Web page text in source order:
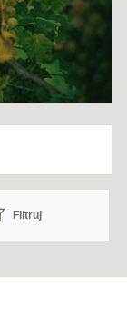
Filtruj